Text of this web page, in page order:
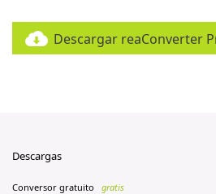
Descargar reaConverter
Descargas
Conversor gratuito
gratis